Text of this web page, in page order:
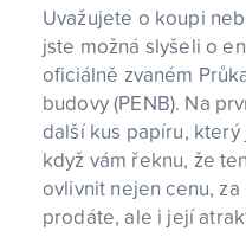
Uvažujete o koupi
jste možná slyšeli o
oficiálně zvaném
budovy (PENB). Na
další kus papíru,
když vám řeknu, že
ovlivnit nejen cenu,
prodáte, ale i její